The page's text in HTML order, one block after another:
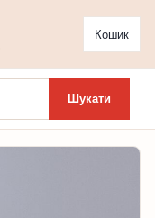
Кошик
Шукати